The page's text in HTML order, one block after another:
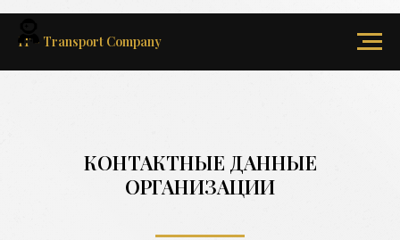
IT - Transport Company
КОНТАКТНЫЕ ДАННЫЕ
ОРГАНИЗАЦИИ